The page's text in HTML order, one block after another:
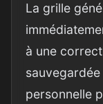
La grille
à une
personnelle